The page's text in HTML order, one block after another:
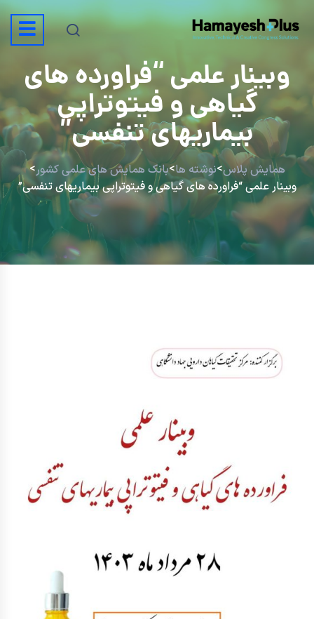
وبینار علمی “فراورده های
گیاهی و فیتوتراپی
بیماریهای تنفسی”
همایش پلاس>نوشته ها>بانک همایش های علمی کشور>
وبینار علمی “فراورده های گیاهی و فیتوتراپی بیماریهای تنفسی”